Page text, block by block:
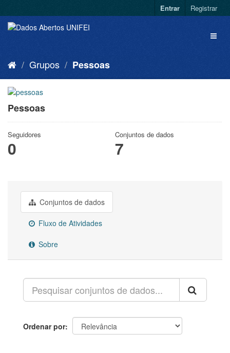
Entrar Registrar
Grupos Pessoas
Pessoas
Seguidores
0
Conjuntos de dados
7
Conjuntos de dados
Fluxo de Atividades
Sobre
Ordenar por